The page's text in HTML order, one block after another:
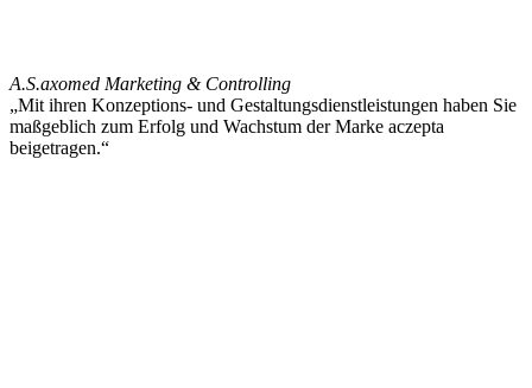
A.S.axomed Marketing & Controlling
„Mit ihren Konzeptions- und Gestaltungsdienstleistungen haben Sie
maßgeblich zum Erfolg und Wachstum der Marke aczepta
beigetragen.“